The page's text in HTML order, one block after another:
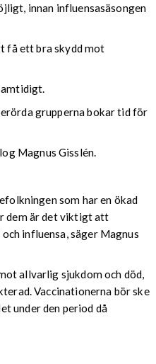
innan influensasäsongen
få ett bra skydd mot
grupperna bokar tid för
Magnus Gisslén.
som har en ökad
dem är det viktigt att
influensa, säger Magnus
allvarlig sjukdom och död,
Vaccinationerna bör ske
under den period då